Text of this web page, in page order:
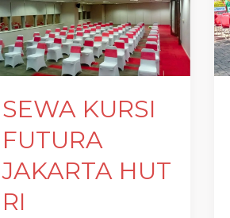
SEWA KURSI
FUTURA
JAKARTA HUT
RI
FUTURA
JAKARTA
HUT
RI